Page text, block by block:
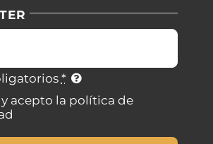
uso
*
acepto la política de